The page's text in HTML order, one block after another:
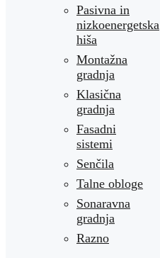
Pasivna in
nizkoenergetska
hiša
Montažna
gradnja
Klasična
gradnja
Fasadni
sistemi
Senčila
Talne obloge
Sonaravna
gradnja
Razno